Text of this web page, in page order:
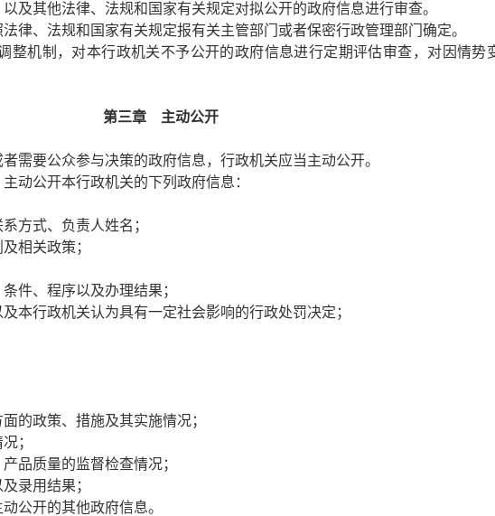
及其他法律、法规和国家有关规定对拟公开的政府信息进行审查。
律、法规和国家有关规定报有关主管部门或者保密行政管理部门确定。
机制，对本行政机关不予公开的政府信息进行定期评估审查，对因情势
第三章 主动公开
要公众参与决策的政府信息，行政机关应当主动公开。
公开本行政机关的下列政府信息：
方式、负责人姓名；
相关政策；
件、程序以及办理结果；
本行政机关认为具有一定社会影响的行政处罚决定；
的政策、措施及其实施情况；
；
品质量的监督检查情况；
录用结果；
公开的其他政府信息。